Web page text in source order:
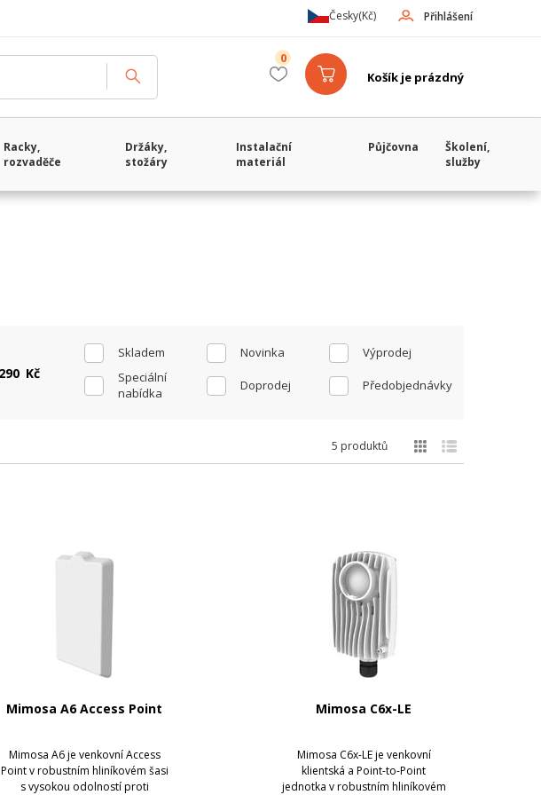
Přihlášení
Česky(Kč)
Košík je prázdný
0
Racky,
rozvaděče
Držáky,
stožáry
Instalační
materiál
Půjčovna
Školení,
služby
Skladem Novinka
Výprodej
Speciální
nabídka
Doprodej Předobjednávky
Kč
5 produktů
Mimosa A6 Access Point
Mimosa A6 je venkovní Access
Point v robustním hliníkovém šasi
s vysokou odolností proti
Mimosa C6x-LE
Mimosa C6x-LE je venkovní
klientská a Point-to-Point
jednotka v robustním hliníkovém